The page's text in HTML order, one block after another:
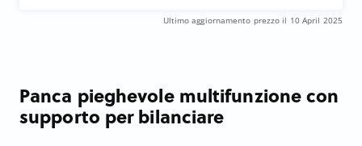
Ultimo aggiornamento prezzo il 10 April 2025
Panca pieghevole multifunzione con
supporto per bilanciare